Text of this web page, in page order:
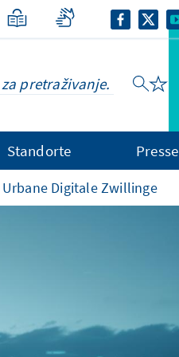
Standorte Presse
Digitale Zwillinge